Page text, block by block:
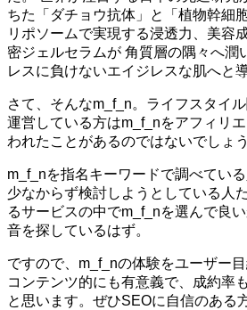
ちた「ダチョウ抗体」と「植物幹細
リポソームで実現する浸透力、美容
密ジェルセラムが 角質層の隅々へ潤
レスに負けないエイジレスな肌へと
さて、そんなm_f_n。ライフスタイ
運営している方はm_f_nをアフィリ
われたことがあるのではないでしょ
m_f_nを指名キーワードで調べてい
少なからず検討しようとしている人
るサービスの中でm_f_nを選んで良
音を探しているはず。
ですので、m_f_nの体験をユーザー
コンテンツ的にも有意義で、成約率
と思います。ぜひSEOに自信のある